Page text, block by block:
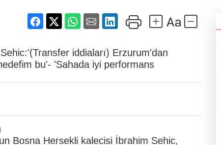
iddiaları) Erzurum'dan
bu'- 'Sahada iyi performans
Bosna Hersekli kalecisi İbrahim Sehic,